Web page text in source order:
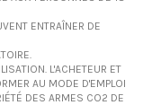
ENTRAÎNER DE
L'ACHETEUR ET
AU MODE D'EMPLOI
DES ARMES CO2 DE